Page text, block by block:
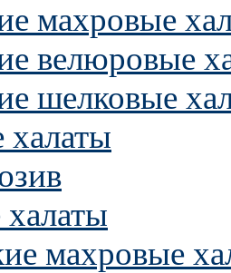
махровые
велюровые
шелковые
халаты
махровые